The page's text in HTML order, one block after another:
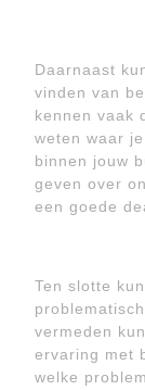
Daarnaast
vinden van
kennen vaak
weten waar
binnen jouw
geven over
een goede
Ten slotte
vermeden
ervaring met
welke